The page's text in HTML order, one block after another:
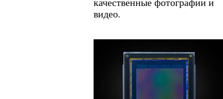
качественные фотографии и
видео.